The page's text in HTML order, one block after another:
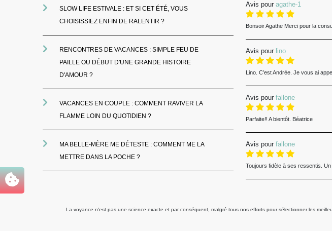
SLOW LIFE ESTIVALE : ET SI CET ÉTÉ, VOUS
CHOISISSIEZ ENFIN DE RALENTIR ?
RENCONTRES DE VACANCES : SIMPLE FEU DE
PAILLE OU DÉBUT D'UNE GRANDE HISTOIRE
D'AMOUR ?
VACANCES EN COUPLE : COMMENT RAVIVER LA
FLAMME LOIN DU QUOTIDIEN ?
MA BELLE-MÈRE ME DÉTESTE : COMMENT ME LA
METTRE DANS LA POCHE ?
Avis pour agathe-1
Bonsoir Agathe Merci pour la
Avis pour lino
Lino. C’est Andrée. Je vous ai
Avis pour fallone
Parfaite!! A bientôt. Béatrice
Avis pour fallone
Toujours fidèle à ses ressentis. Un
La voyance n'est pas une science exacte et par conséquent, malgré tous nos efforts pour sélectionner les